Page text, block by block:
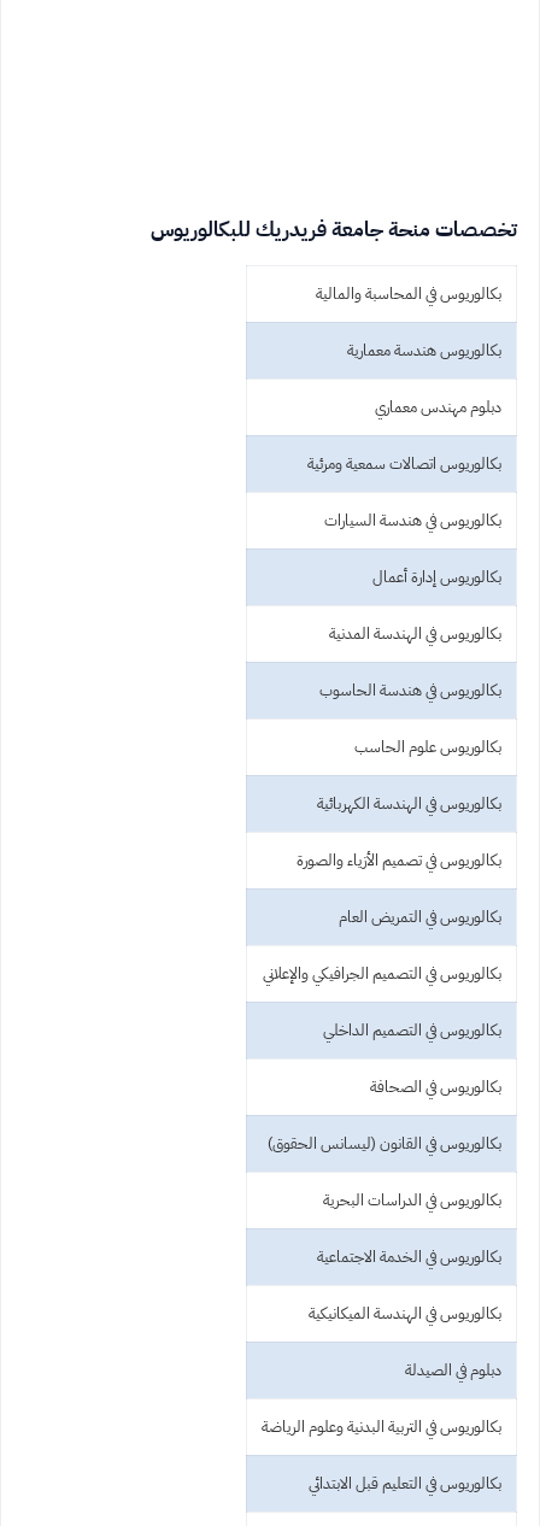
تخصصات منحة جامعة فريدريك للبكالوريوس
بكالوريوس في المحاسبة والمالية
بكالوريوس هندسة معمارية
دبلوم مهندس معماري
بكالوريوس اتصالات سمعية ومرئية
بكالوريوس في هندسة السيارات
بكالوريوس إدارة أعمال
بكالوريوس في الهندسة المدنية
بكالوريوس في هندسة الحاسوب
بكالوريوس علوم الحاسب
بكالوريوس في الهندسة الكهربائية
بكالوريوس في تصميم الأزياء والصورة
بكالوريوس في التمريض العام
بكالوريوس في التصميم الجرافيكي والإعلاني
بكالوريوس في التصميم الداخلي
بكالوريوس في الصحافة
بكالوريوس في القانون (ليسانس الحقوق)
بكالوريوس في الدراسات البحرية
بكالوريوس في الخدمة الاجتماعية
بكالوريوس في الهندسة الميكانيكية
دبلوم في الصيدلة
بكالوريوس في التربية البدنية وعلوم الرياضة
بكالوريوس في التعليم قبل الابتدائي